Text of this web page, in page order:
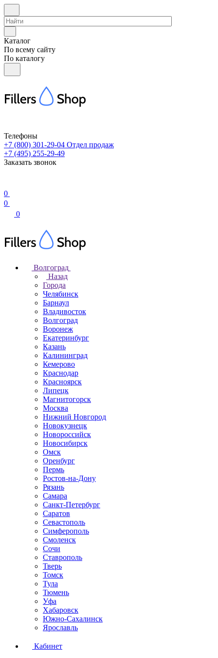
Каталог
По всему сайту
По каталогу
Телефоны
+7 (800) 301-29-04 Отдел продаж
+7 (495) 255-29-49
Заказать звонок
0
0
0
Волгоград
Назад
Города
Челябинск
Барнаул
Владивосток
Волгоград
Воронеж
Екатеринбург
Казань
Калининград
Кемерово
Краснодар
Красноярск
Липецк
Магнитогорск
Москва
Нижний Новгород
Новокузнецк
Новороссийск
Новосибирск
Омск
Оренбург
Пермь
Ростов-на-Дону
Рязань
Самара
Санкт-Петербург
Саратов
Севастополь
Симферополь
Смоленск
Сочи
Ставрополь
Тверь
Томск
Тула
Тюмень
Уфа
Хабаровск
Южно-Сахалинск
Ярославль
Кабинет